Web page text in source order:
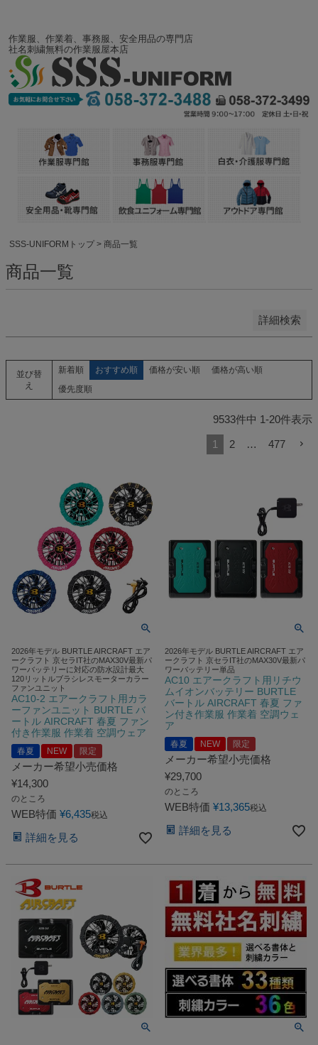
作業服、作業着、事務服、安全用品の専門店
社名刺繍無料の作業服屋本店
SSS-UNIFORMトップ 商品一覧
商品一覧
詳細検索
バンドル販売
予約商品
予約商品のみを表示
並び順
新着順
価格が安い順
価格が高い順
レビュー順
検索
並び替
え
新着順 おすすめ順 価格が安い順
価格が高い順
優先度順
9533件中 1-20件表示
1 2 … 477
2026年モデル BURTLE AIRCRAFT エア
ークラフト 京セラIT社のMAX30V最新パ
ワーバッテリーに対応の防水設計最大
120リットルブラシレスモーターカラー
ファンユニット
AC10-2 エアークラフト用カラ
ーファンユニット BURTLE バ
ートル AIRCRAFT 春夏 ファン
付き作業服 作業着 空調ウェア
春夏 NEW 限定
メーカー希望小売価格
¥14,300
のところ
WEB特価 ¥6,435税込
詳細を見る
2026年モデル BURTLE AIRCRAFT エア
ークラフト 京セラIT社のMAX30V最新パ
ワーバッテリー単品
AC10 エアークラフト用リチウ
ムイオンバッテリー BURTLE
バートル AIRCRAFT 春夏 ファ
ン付き作業服 作業着 空調ウェ
ア
春夏 NEW 限定
メーカー希望小売価格
¥29,700
のところ
WEB特価 ¥13,365税込
詳細を見る